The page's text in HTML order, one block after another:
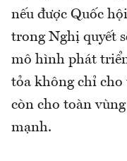
nếu được Quốc
trong Nghị quyết
mô hình phát
tỏa không chỉ
còn cho toàn
mạnh.